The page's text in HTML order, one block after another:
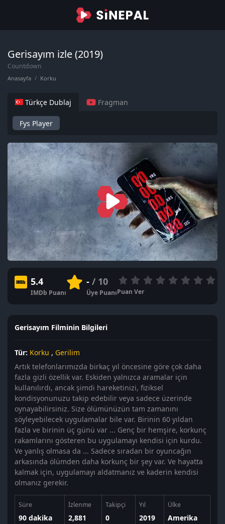
Gerisayım izle (2019)
Countdown
Anasayfa Korku
Türkçe Dublaj Fragman
Fys Player
5.4
IMDb Puanı
-/ 10
Üye PuanıPuan Ver
Gerisayım Filminin Bilgileri
Tür: Korku , Gerilim
Artık telefonlarımızda birkaç yıl öncesine göre çok daha
fazla gizli özellik var. Eskiden yalnızca aramalar için
kullanılırdı, ancak şimdi hareketinizi, fiziksel
kondisyonunuzu takip edebilir veya sadece üzerinde
oynayabilirsiniz. Size ölümünüzün tam zamanını
söyleyebilecek uygulamalar bile var. Birinin 60 yıldan
fazla ve birinin üç günü var ... Genç bir hemşire, korkunç
rakamlarını gösteren bu uygulamayı kendisi için kurdu.
Ve yanlış olmasa da ... Sadece sıradan bir oyuncağın
arkasında ölümden daha korkunç bir şey var. Ve hayatta
kalmak için, uygulamayı aldatmanız ve kaderin kendisi
olmanız gerekir.
Süre
90 dakika
İzlenme
2,881
Takipçi
0
Yıl
2019
Ülke
Amerika